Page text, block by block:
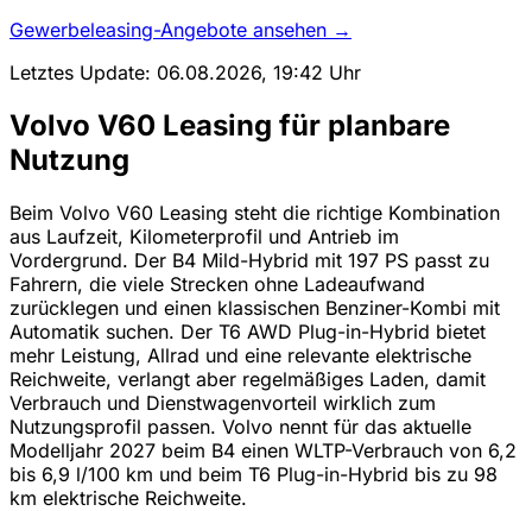
Gewerbeleasing-Angebote ansehen →
Letztes Update: 06.08.2026, 19:42 Uhr
Volvo V60 Leasing für planbare
Nutzung
Beim Volvo V60 Leasing steht die richtige Kombination
aus Laufzeit, Kilometerprofil und Antrieb im
Vordergrund. Der B4 Mild-Hybrid mit 197 PS passt zu
Fahrern, die viele Strecken ohne Ladeaufwand
zurücklegen und einen klassischen Benziner-Kombi mit
Automatik suchen. Der T6 AWD Plug-in-Hybrid bietet
mehr Leistung, Allrad und eine relevante elektrische
Reichweite, verlangt aber regelmäßiges Laden, damit
Verbrauch und Dienstwagenvorteil wirklich zum
Nutzungsprofil passen. Volvo nennt für das aktuelle
Modelljahr 2027 beim B4 einen WLTP-Verbrauch von 6,2
bis 6,9 l/100 km und beim T6 Plug-in-Hybrid bis zu 98
km elektrische Reichweite.